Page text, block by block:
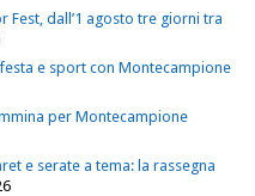
dall’1 agosto tre giorni tra
e sport con Montecampione
per Montecampione
e serate a tema: la rassegna